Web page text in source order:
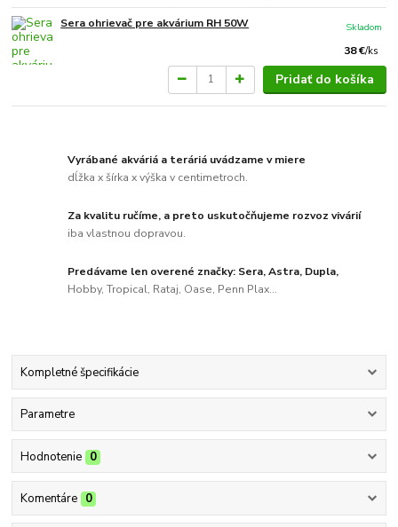
Sera ohrievač pre akvárium RH 50W
38 €/ks
Skladom
Pridať do košíka
Vyrábané akváriá a teráriá uvádzame v miere
dĺžka x šírka x výška v centimetroch.
Za kvalitu ručíme, a preto uskutočňujeme rozvoz vivárií
iba vlastnou dopravou.
Predávame len overené značky: Sera, Astra, Dupla,
Hobby, Tropical, Rataj, Oase, Penn Plax...
Kompletné špecifikácie
Parametre
Hodnotenie 0
Komentáre 0